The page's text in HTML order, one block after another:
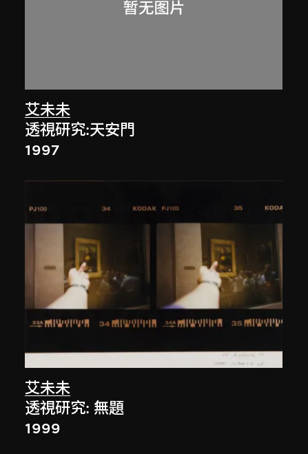
艾未未
透視研究:天安門
1997
艾未未
透視研究: 無題
1999